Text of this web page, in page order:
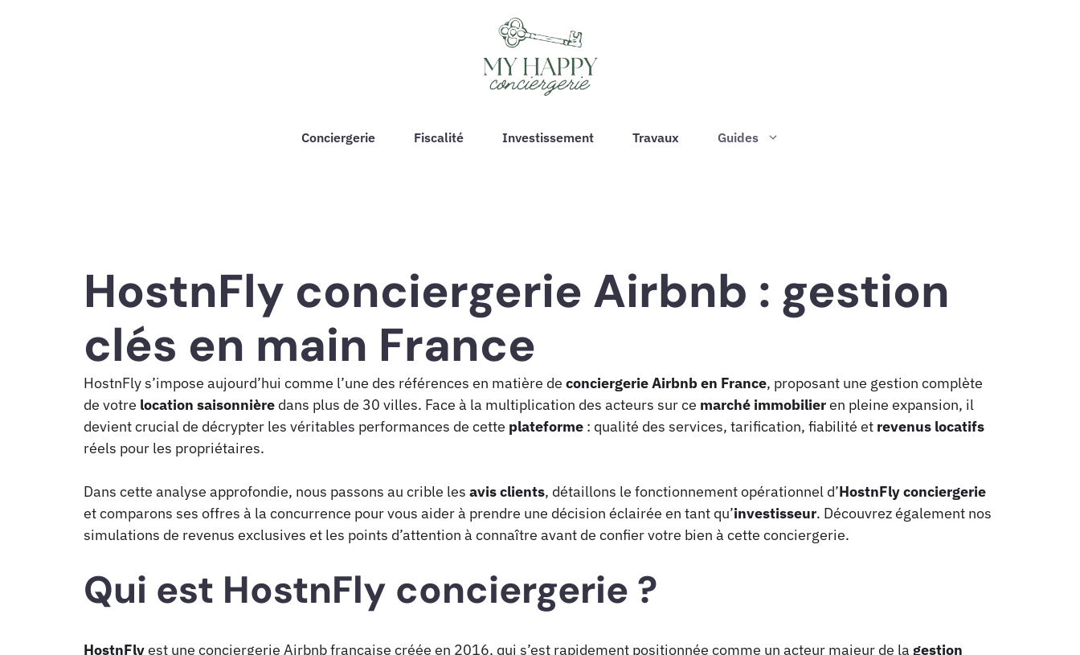
Conciergerie Fiscalité Investissement Travaux Guides
HostnFly conciergerie Airbnb : gestion
clés en main France
HostnFly s’impose aujourd’hui comme l’une des références en matière de conciergerie Airbnb en France, proposant une gestion complète
de votre location saisonnière dans plus de 30 villes. Face à la multiplication des acteurs sur ce marché immobilieren pleine expansion, il
devient crucial de décrypter les véritables performances de cette plateforme : qualité des services, tarification, fiabilité et revenus locatifs
réels pour les propriétaires.
Dans cette analyse approfondie, nous passons au crible les avis clients, détaillons le fonctionnement opérationnel d’HostnFly conciergerie
et comparons ses offres à la concurrence pour vous aider à prendre une décision éclairée en tant qu’investisseur. Découvrez également nos
simulations de revenus exclusives et les points d’attention à connaître avant de confier votre bien à cette conciergerie.
Qui est HostnFly conciergerie ?
HostnFlyest une conciergerie Airbnb française créée en 2016, qui s’est rapidement positionnée comme un acteur majeur de la gestion